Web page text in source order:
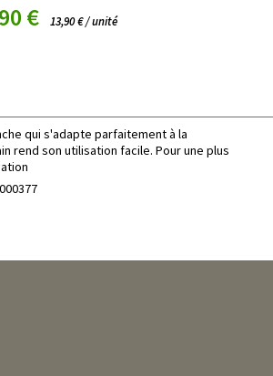
€ 13,90 € / unité
qui s'adapte parfaitement à la
rend son utilisation facile. Pour une plus